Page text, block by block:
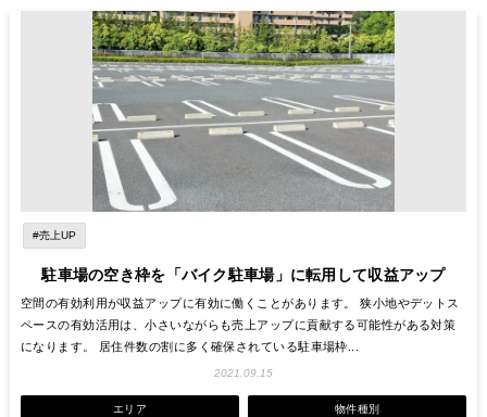
#売上UP
駐車場の空き枠を「バイク駐車場」に転用して収益アップ
空間の有効利用が収益アップに有効に働くことがあります。 狭小地やデットス
ペースの有効活用は、小さいながらも売上アップに貢献する可能性がある対策
になります。 居住件数の割に多く確保されている駐車場枠...
2021.09.15
エリア 物件種別